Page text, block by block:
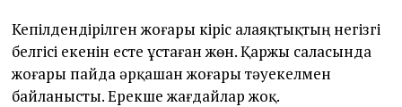
Кепілдендірілген жоғары кіріс алаяқтықтың негізгі
белгісі екенін есте ұстаған жөн. Қаржы саласында
жоғары пайда әрқашан жоғары тәуекелмен
байланысты. Ерекше жағдайлар жоқ.